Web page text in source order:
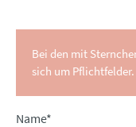
Bei den mit
sich um Pflichtfelder.
Pflichtfeld
Name*